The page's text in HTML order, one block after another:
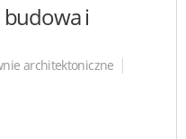
budowa i
architektoniczne |